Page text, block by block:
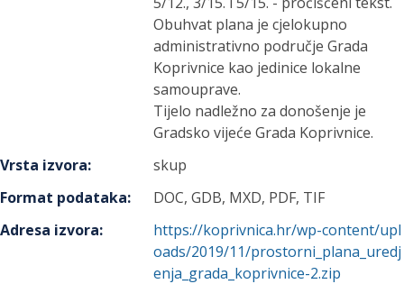
Obuhvat plana je cjelokupno
administrativno područje Grada
Koprivnice kao jedinice lokalne
samouprave.
Tijelo nadležno za donošenje je
Gradsko vijeće Grada Koprivnice.
Vrsta izvora:
skup
Format podataka:
DOC, GDB, MXD, PDF, TIF
Adresa izvora:
https://koprivnica.hr/wp-content/upl
oads/2019/11/prostorni_plana_uredj
enja_grada_koprivnice-2.zip